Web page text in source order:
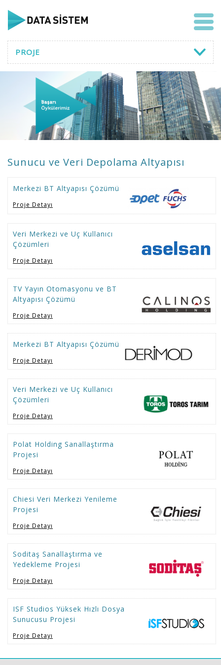
PROJE
Sunucu ve Veri Depolama Altyapısı
Merkezi BT Altyapısı Çözümü
Proje Detayı
Veri Merkezi ve Uç Kullanıcı
Çözümleri
Proje Detayı
TV Yayın Otomasyonu ve BT
Altyapısı Çözümü
Proje Detayı
Merkezi BT Altyapısı Çözümü
Proje Detayı
Veri Merkezi ve Uç Kullanıcı
Çözümleri
Proje Detayı
Polat Holding Sanallaştırma
Projesi
Proje Detayı
Chiesi Veri Merkezi Yenileme
Projesi
Proje Detayı
Soditaş Sanallaştırma ve
Yedekleme Projesi
Proje Detayı
ISF Studios Yüksek Hızlı Dosya
Sunucusu Projesi
Proje Detayı